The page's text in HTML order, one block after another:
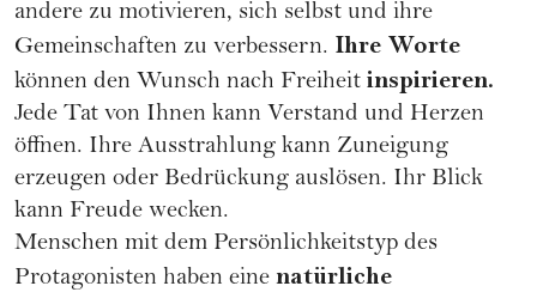
andere zu motivieren, sich selbst und ihre
Gemeinschaften zu verbessern. Ihre Worte
können den Wunsch nach Freiheit inspirieren.
Jede Tat von Ihnen kann Verstand und Herzen
öffnen. Ihre Ausstrahlung kann Zuneigung
erzeugen oder Bedrückung auslösen. Ihr Blick
kann Freude wecken.
Menschen mit dem Persönlichkeitstyp des
Protagonisten haben eine natürliche